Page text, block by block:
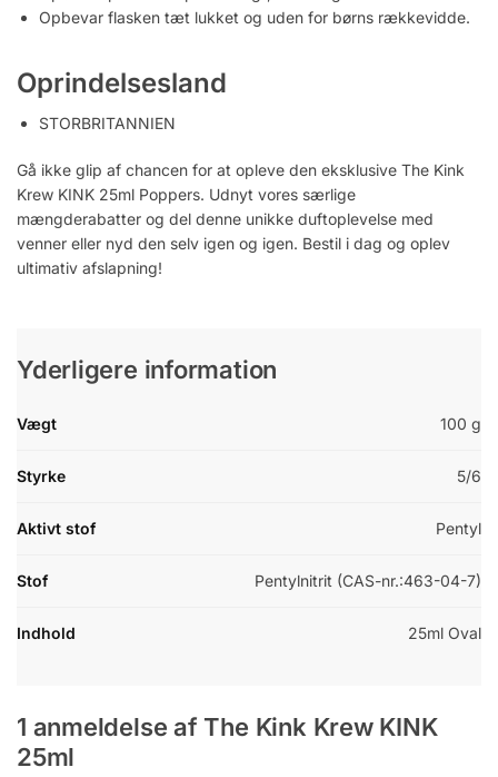
Opbevar flasken tæt lukket og uden for børns rækkevidde.
Oprindelsesland
STORBRITANNIEN
Gå ikke glip af chancen for at opleve den eksklusive The Kink
Krew KINK 25ml Poppers. Udnyt vores særlige
mængderabatter og del denne unikke duftoplevelse med
venner eller nyd den selv igen og igen. Bestil i dag og oplev
ultimativ afslapning!
Yderligere information
Vægt 100 g
Styrke 5/6
Aktivt stof Pentyl
Stof Pentylnitrit (CAS-nr.:463-04-7)
Indhold 25ml Oval
1 anmeldelse af The Kink Krew KINK
25ml